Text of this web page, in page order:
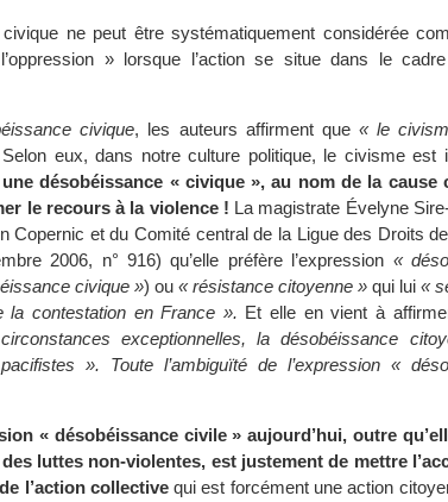
ne peut être systématiquement considérée
» lorsque l’action se situe dans le cadre
civique, les auteurs affirment que « le
eux, dans notre culture politique, le civisme est
désobéissance « civique », au nom de la cause
le recours à la violence ! La magistrate Évelyne
Copernic et du Comité central de la Ligue des Droits
2006, n° 916) qu’elle préfère l’expression «
civique ») ou « résistance citoyenne » qui lui «
la contestation en France ». Et elle en vient à
exceptionnelles, la désobéissance
». Toute l’ambiguïté de l’expression «
« désobéissance civile » aujourd’hui, outre
luttes non-violentes, est justement de mettre
l’action collectivequi est forcément une action